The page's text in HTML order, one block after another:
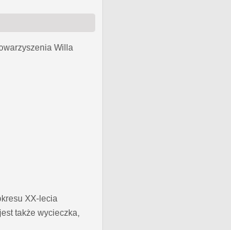
Willa
XX-lecia
także wycieczka,